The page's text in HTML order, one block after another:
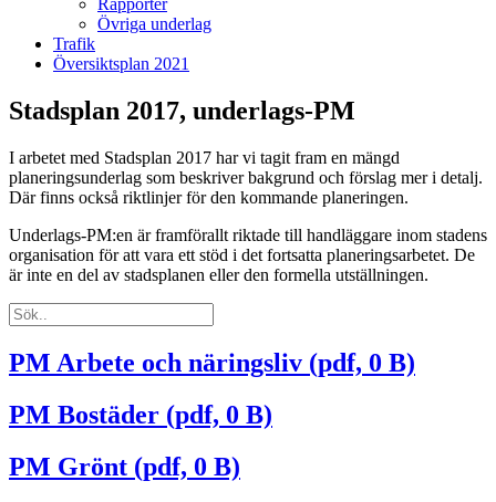
Rapporter
Övriga underlag
Trafik
Översiktsplan 2021
Stadsplan 2017, underlags-PM
I arbetet med Stadsplan 2017 har vi tagit fram en mängd
planeringsunderlag som beskriver bakgrund och förslag mer i detalj.
Där finns också riktlinjer för den kommande planeringen.
Underlags-PM:en är framförallt riktade till handläggare inom stadens
organisation för att vara ett stöd i det fortsatta planeringsarbetet. De
är inte en del av stadsplanen eller den formella utställningen.
PM Arbete och näringsliv (pdf, 0 B)
PM Bostäder (pdf, 0 B)
PM Grönt (pdf, 0 B)